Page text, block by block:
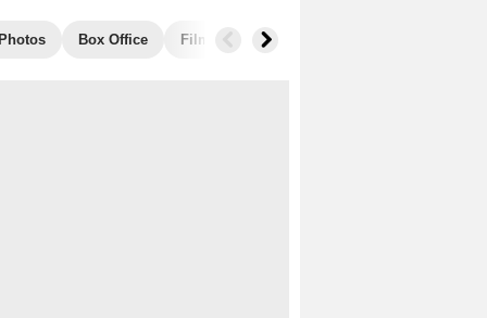
Photos Box Office Films similaires